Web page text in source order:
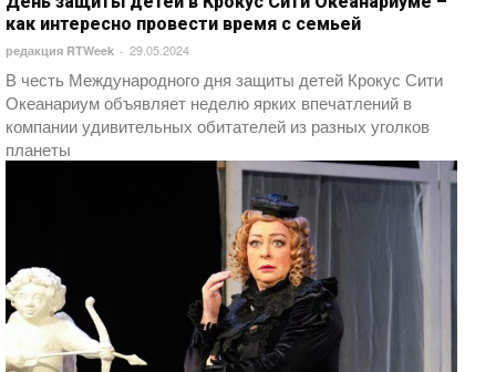
как интересно провести время с семьей
редакция RTWeek - 29.05.2024
В честь Международного дня защиты детей Крокус Сити
Океанариум объявляет неделю ярких впечатлений в
компании удивительных обитателей из разных уголков
планеты